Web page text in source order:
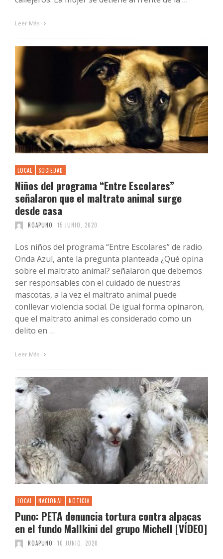
Leer Más
LOCAL SOCIEDAD
Niños del programa “Entre Escolares”
señalaron que el maltrato animal surge
desde casa
ROAPUNO 15 JUNIO, 2020
Los niños del programa “Entre Escolares” de radio
Onda Azul, ante la pregunta planteada ¿Qué opina
sobre el maltrato animal? señalaron que debemos
ser responsables con el cuidado de nuestras
mascotas, a la vez el maltrato animal puede
conllevar violencia social. De igual forma opinaron,
que el maltrato animal es considerado como un
delito en …
Leer Más
LOCAL NACIONAL NOTICIA
Puno: PETA denuncia tortura contra alpacas
en el fundo Mallkini del grupo Michell [VÍDEO]
ROAPUNO 10 JUNIO, 2020